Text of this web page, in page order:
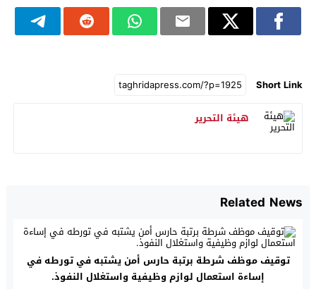
Short Link
هيئة التحرير
Related News
توقيف موظف شرطة برتبة حارس أمن يشتبه في تورطه في
إساءة استعمال لوازم وظيفية واستغلال النفوذ.